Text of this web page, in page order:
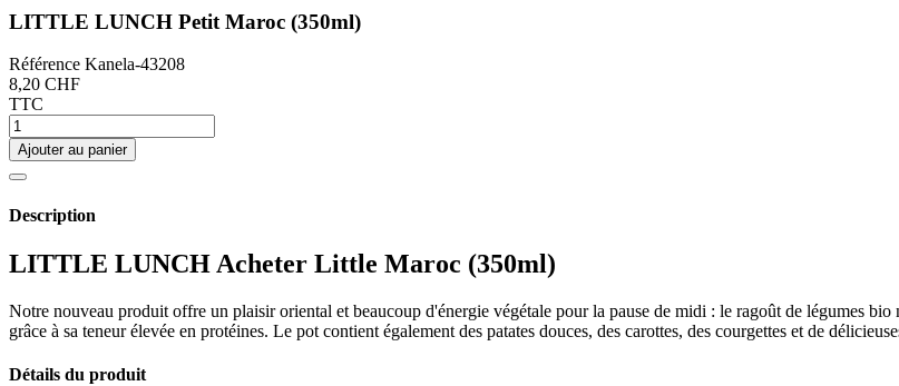
LITTLE LUNCH Petit Maroc (350ml)
Référence Kanela-43208
8,20 CHF
TTC
Ajouter au panier
Description
LITTLE LUNCH Acheter Little Maroc (350ml)
Notre nouveau produit offre un plaisir oriental et beaucoup d'énergie végétale pour la pause de midi : le ragoût de légumes
grâce à sa teneur élevée en protéines. Le pot contient également des patates douces, des carottes, des courgettes et de
Détails du produit